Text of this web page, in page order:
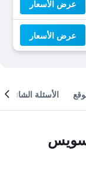
عرض الأسعار
عرض الأسعار
الأسئلة الشائعة
سويس